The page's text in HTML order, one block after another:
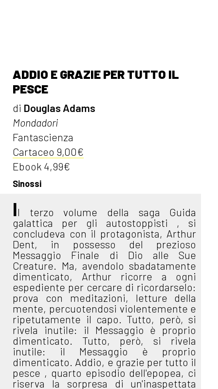
ADDIO E GRAZIE PER TUTTO IL
PESCE
di Douglas Adams
Mondadori
Fantascienza
Cartaceo 9,00€
Ebook 4,99€
Sinossi
Il terzo volume della saga Guida
galattica per gli autostoppisti , si
concludeva con il protagonista, Arthur
Dent, in possesso del prezioso
Messaggio Finale di Dio alle Sue
Creature. Ma, avendolo sbadatamente
dimenticato, Arthur ricorre a ogni
espediente per cercare di ricordarselo:
prova con meditazioni, letture della
mente, percuotendosi violentemente e
ripetutamente il capo. Tutto, però, si
rivela inutile: il Messaggio è proprio
dimenticato. Tutto, però, si rivela
inutile: il Messaggio è proprio
dimenticato. Addio, e grazie per tutto il
pesce , quarto episodio dell'epopea, ci
riserva la sorpresa di un'inaspettata